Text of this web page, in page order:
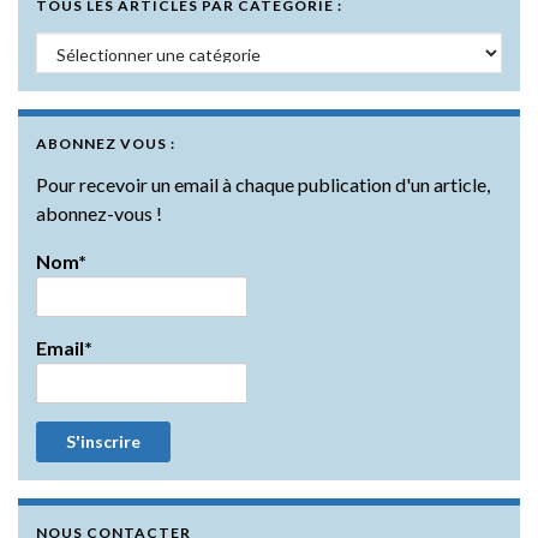
TOUS LES ARTICLES PAR CATÉGORIE :
Tous les articles par catégorie :
ABONNEZ VOUS :
Pour recevoir un email à chaque publication d'un article,
abonnez-vous !
Nom*
Email*
NOUS CONTACTER